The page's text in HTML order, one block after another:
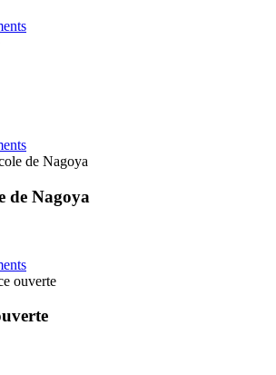
de Nagoya
de Nagoya
ouverte